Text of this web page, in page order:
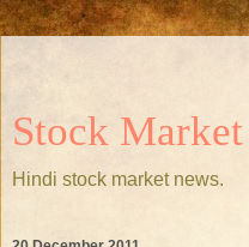
Stock
Hindi stock market news.